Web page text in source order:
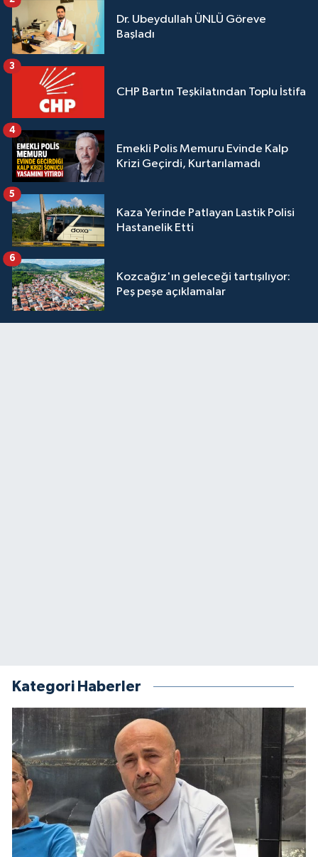
Dr. Ubeydullah ÜNLÜ Göreve
Başladı
CHP Bartın Teşkilatından Toplu İstifa
3
Emekli Polis Memuru Evinde Kalp
Krizi Geçirdi, Kurtarılamadı
4
Kaza Yerinde Patlayan Lastik Polisi
Hastanelik Etti
5
Kozcağız'ın geleceği tartışılıyor:
Peş peşe açıklamalar
6
Kategori Haberler